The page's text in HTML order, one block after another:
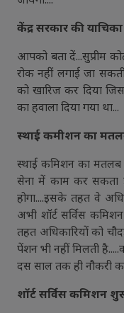
केंद्र सरकार की
आपको बता दें...सुप्रीम
रोक नहीं लगाई जा
को खारिज कर दिया
का हवाला दिया गया था...
स्थाई कमीशन का
स्थाई कमिशन का मतलब
सेना में काम कर सकता
होगा....इसके तहत वे
अभी शॉर्ट सर्विस
तहत अधिकारियों को
पेंशन भी नहीं मिलती
दस साल तक ही नौकरी
शॉर्ट सर्विस कमिशन